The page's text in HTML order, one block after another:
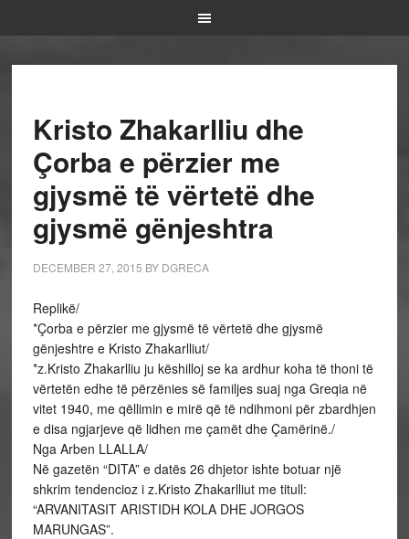
Kristo Zhakarlliu dhe
Çorba e përzier me
gjysmë të vërtetë dhe
gjysmë gënjeshtra
DECEMBER 27, 2015 BY DGRECA
Replikë/
*Çorba e përzier me gjysmë të vërtetë dhe gjysmë
gënjeshtre e Kristo Zhakarlliut/
*z.Kristo Zhakarlliu ju këshilloj se ka ardhur koha të thoni të
vërtetën edhe të përzënies së familjes suaj nga Greqia në
vitet 1940, me qëllimin e mirë që të ndihmoni për zbardhjen
e disa ngjarjeve që lidhen me çamët dhe Çamërinë./
Nga Arben LLALLA/
Në gazetën “DITA” e datës 26 dhjetor ishte botuar një
shkrim tendencioz i z.Kristo Zhakarlliut me titull:
“ARVANITASIT ARISTIDH KOLA DHE JORGOS
MARUNGAS”.